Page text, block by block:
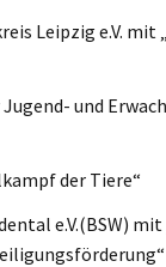
Leipzig e.V.
und
der Tiere“
e.V.(BSW)